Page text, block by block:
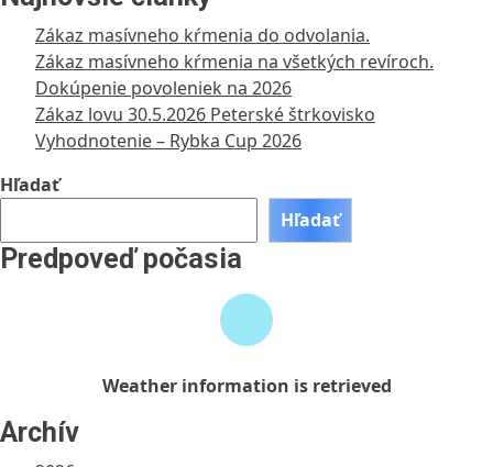
Zákaz masívneho kŕmenia do odvolania.
Zákaz masívneho kŕmenia na všetkých revíroch.
Dokúpenie povoleniek na 2026
Zákaz lovu 30.5.2026 Peterské štrkovisko
Vyhodnotenie – Rybka Cup 2026
Hľadať
Hľadať
Predpoveď počasia
Weather
information
is
Weather information is retrieved
Archív